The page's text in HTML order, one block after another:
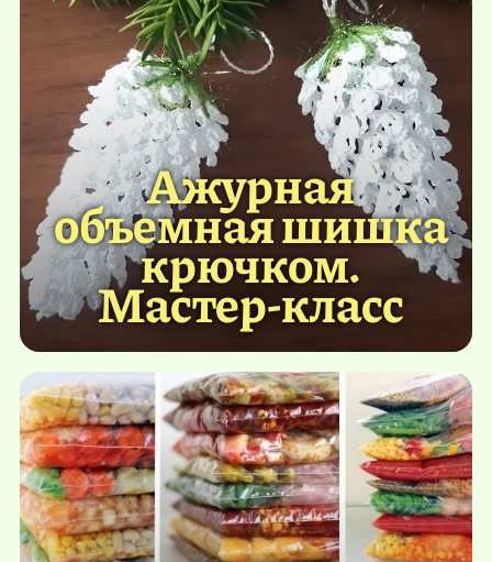
Ажурная
объемная шишка
крючком.
Мастер-класс